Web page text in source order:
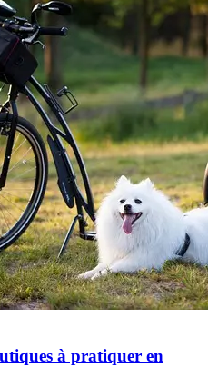
à pratiquer en